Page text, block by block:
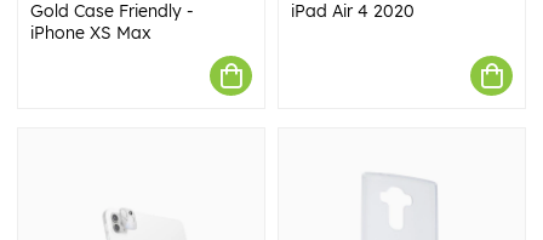
Gold Case Friendly -
iPhone XS Max
iPad Air 4 2020